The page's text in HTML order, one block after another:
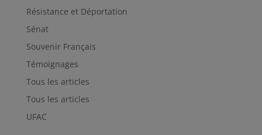
Résistance et Déportation
Sénat
Souvenir Français
Témoignages
Tous les articles
Tous les articles
UFAC